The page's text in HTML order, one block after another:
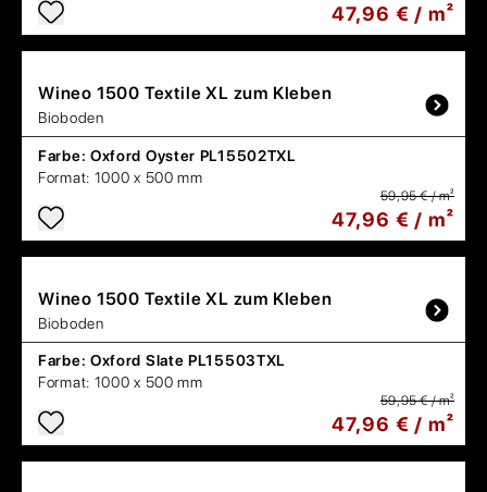
47,96 € / m²
Wineo 1500 Textile XL zum Kleben
Bioboden
Farbe: Oxford Oyster PL15502TXL
Format: 1000 x 500 mm
59,95 € / m²
47,96 € / m²
Wineo 1500 Textile XL zum Kleben
Bioboden
Farbe: Oxford Slate PL15503TXL
Format: 1000 x 500 mm
59,95 € / m²
47,96 € / m²